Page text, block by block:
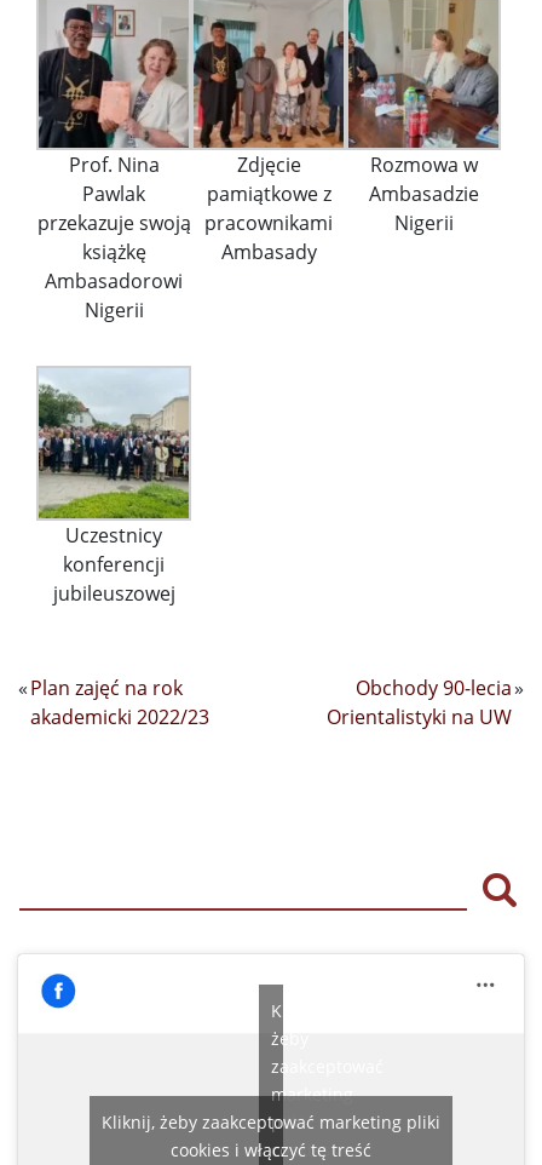
Prof. Nina
Pawlak
przekazuje swoją
książkę
Ambasadorowi
Nigerii
Zdjęcie
pamiątkowe z
pracownikami
Ambasady
Rozmowa w
Ambasadzie
Nigerii
Uczestnicy
konferencji
jubileuszowej
«Plan zajęć na rok
akademicki 2022/23
Obchody 90-lecia
Orientalistyki na UW
»
Kliknij,
żeby
zaakceptować
marketing
pliki
cookies
Kliknij, żeby zaakceptować marketing pliki
cookies i włączyć tę treść